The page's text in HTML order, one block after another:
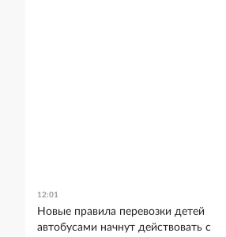
12:01
Новые правила перевозки детей
автобусами начнут действовать с